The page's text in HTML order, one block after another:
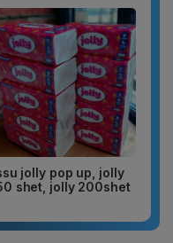
jolly pop up, jolly
shet, jolly 200shet